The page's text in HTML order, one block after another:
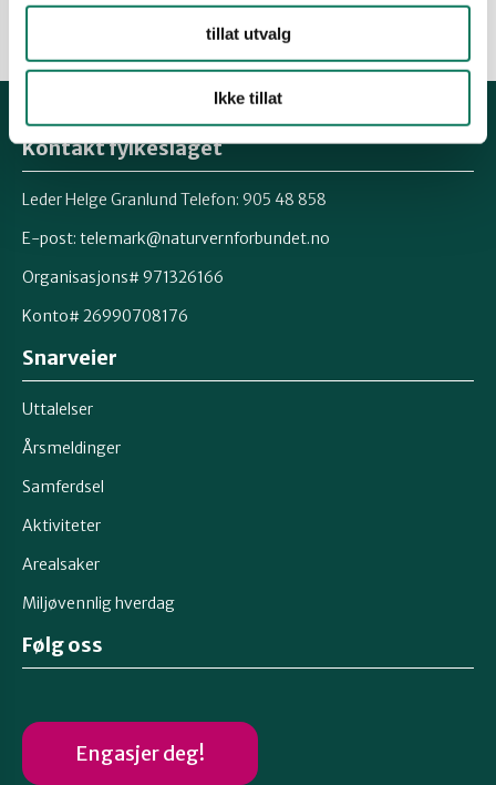
tillat utvalg
Ikke tillat
Kontakt fylkeslaget
Leder Helge Granlund Telefon: 905 48 858
E-post: telemark@naturvernforbundet.no
Organisasjons# 971326166
Konto# 26990708176
Snarveier
Uttalelser
Årsmeldinger
Samferdsel
Aktiviteter
Arealsaker
Miljøvennlig hverdag
Følg oss
Engasjer deg!